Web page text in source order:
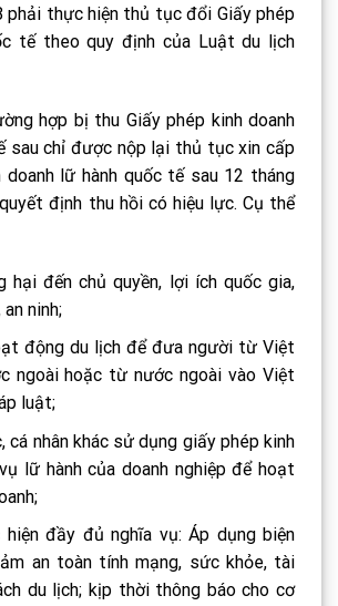
thực hiện thủ tục đổi Giấy phép
tế theo quy định của Luật du lịch
hợp bị thu Giấy phép kinh doanh
sau chỉ được nộp lại thủ tục xin cấp
doanh lữ hành quốc tế sau 12 tháng
định thu hồi có hiệu lực. Cụ thể
hại đến chủ quyền, lợi ích quốc gia,
ninh;
động du lịch để đưa người từ Việt
ngoài hoặc từ nước ngoài vào Việt
luật;
cá nhân khác sử dụng giấy phép kinh
lữ hành của doanh nghiệp để hoạt
hiện đầy đủ nghĩa vụ: Áp dụng biện
an toàn tính mạng, sức khỏe, tài
du lịch; kịp thời thông báo cho cơ